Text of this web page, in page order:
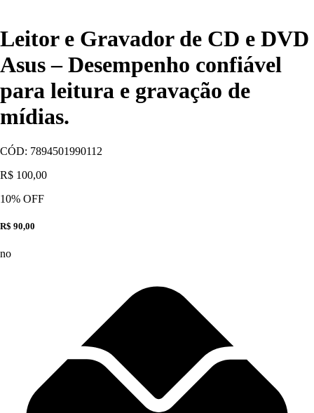
Leitor e Gravador de CD e DVD
Asus – Desempenho confiável
para leitura e gravação de
mídias.
CÓD: 7894501990112
R$ 100,00
10% OFF
R$ 90,00
no